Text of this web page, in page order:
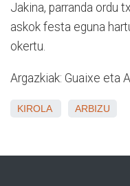
Jakina, parranda ordu
askok festa eguna
okertu.
Argazkiak: Guaixe eta
KIROLA ARBIZU